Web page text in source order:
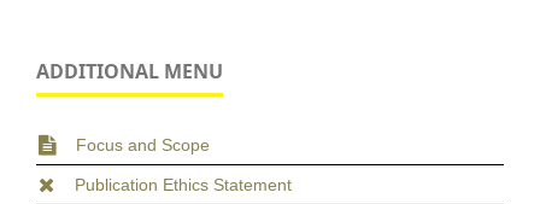
ADDITIONAL MENU
Focus and Scope
Publication Ethics Statement